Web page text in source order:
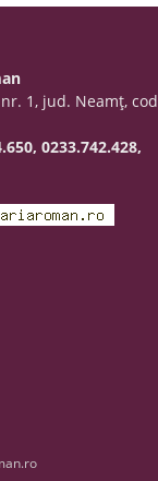
1, jud. Neamţ, cod
0233.742.428,